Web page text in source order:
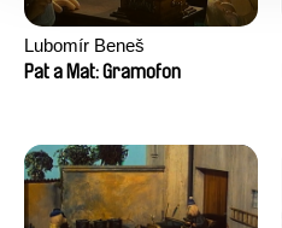
Lubomír Beneš
Pat a Mat: Gramofon